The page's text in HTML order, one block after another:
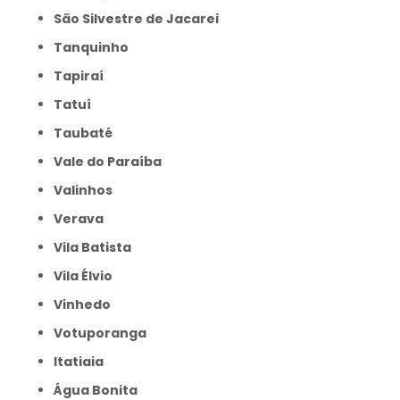
São Silvestre de Jacarei
Tanquinho
Tapiraí
Tatuí
Taubaté
Vale do Paraíba
Valinhos
Verava
Vila Batista
Vila Élvio
Vinhedo
Votuporanga
itatiaia
Água Bonita